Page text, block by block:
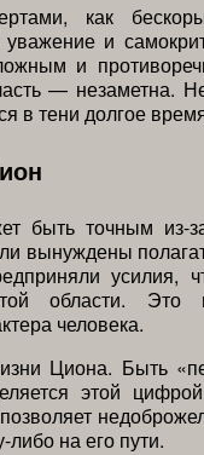
как
и
и
— незаметна.
в тени долгое
быть точным из-
вынуждены
усилия,
области. Это
человека.
Циона. Быть
этой
на его пути.